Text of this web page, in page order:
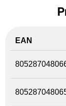
EAN